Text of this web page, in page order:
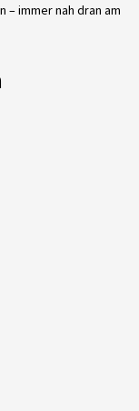
– immer nah dran am